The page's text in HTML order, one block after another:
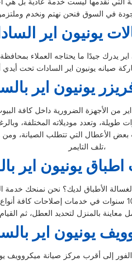
في السوق فنحن نهتم ونخدم
يونيون اير
يونيون اير
تلف التايمر،
يونيون اير
يونيون اير
إلى أقرب مركز صيانة ميكروويف